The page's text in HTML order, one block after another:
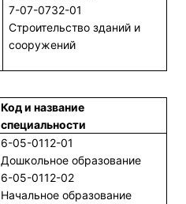
7-07-0732-01
Строительство зданий и
сооружений
Код и название
специальности
6-05-0112-01
Дошкольное образование
6-05-0112-02
Начальное образование